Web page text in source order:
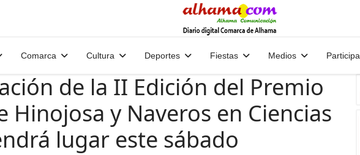
Comarca Cultura Deportes Fiestas Medios Participa
de la II Edición del Premio
Hinojosa y Naveros en Ciencias
lugar este sábado